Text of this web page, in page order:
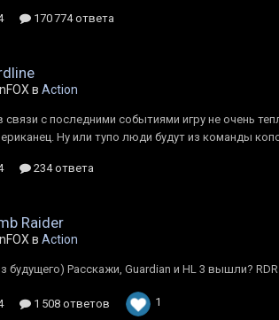
170 774 ответа
в Action
с последними событиями игру не очень
Ну или тупо люди будут из команды
234 ответа
Raider
в Action
будущего) Расскажи, Guardian и HL 3 вышли?
1 508 ответов 1